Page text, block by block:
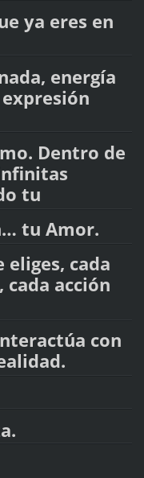
ya eres en
energía
Dentro de
tu
tu Amor.
eliges, cada
acción
con